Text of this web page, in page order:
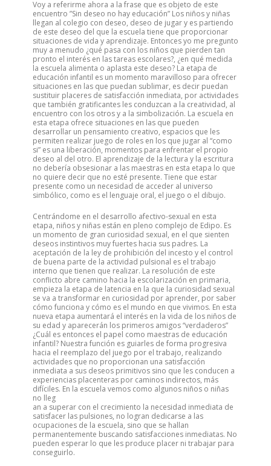
Voy a referirme ahora a la frase que es objeto de este
encuentro ”Sin deseo no hay educación” Los niños y niñas
llegan al colegio con deseo, deseo de jugar y es partiendo
de este deseo del que la escuela tiene que proporcionar
situaciones de vida y aprendizaje. Entonces yo me pregunto
muy a menudo ¿qué pasa con los niños que pierden tan
pronto el interés en las tareas escolares?, ¿en qué medida
la escuela alimenta o aplasta este deseo? La etapa de
educación infantil es un momento maravilloso para ofrecer
situaciones en las que puedan sublimar, es decir puedan
sustituir placeres de satisfacción inmediata, por actividades
que también gratificantes les conduzcan a la creatividad, al
encuentro con los otros y a la simbolización. La escuela en
esta etapa ofrece situaciones en las que pueden
desarrollar un pensamiento creativo, espacios que les
permiten realizar juego de roles en los que jugar al “como
si” es una liberación, momentos para enfrentar el propio
deseo al del otro. El aprendizaje de la lectura y la escritura
no debería obsesionar a las maestras en esta etapa lo que
no quiere decir que no esté presente. Tiene que estar
presente como un necesidad de acceder al universo
simbólico, como es el lenguaje oral, el juego o el dibujo.
Centrándome en el desarrollo afectivo-sexual en esta
etapa, niños y niñas están en pleno complejo de Edipo. Es
un momento de gran curiosidad sexual, en el que sienten
deseos instintivos muy fuertes hacia sus padres. La
aceptación de la ley de prohibición del incesto y el control
de buena parte de la actividad pulsional es el trabajo
interno que tienen que realizar. La resolución de este
conflicto abre camino hacia la escolarización en primaria,
empieza la etapa de latencia en la que la curiosidad sexual
se va a transformar en curiosidad por aprender, por saber
cómo funciona y cómo es el mundo en que vivimos. En esta
nueva etapa aumentará el interés en la vida de los niños de
su edad y aparecerán los primeros amigos “verdaderos”
¿Cuál es entonces el papel como maestras de educación
infantil? Nuestra función es guiarles de forma progresiva
hacia el reemplazo del juego por el trabajo, realizando
actividades que no proporcionan una satisfacción
inmediata a sus deseos primitivos sino que les conducen a
experiencias placenteras por caminos indirectos, más
difíciles. En la escuela vemos como algunos niños o niñas
no lleg
an a superar con el crecimiento la necesidad inmediata de
satisfacer las pulsiones, no logran dedicarse a las
ocupaciones de la escuela, sino que se hallan
permanentemente buscando satisfacciones inmediatas. No
pueden esperar lo que les produce placer ni trabajar para
conseguirlo.